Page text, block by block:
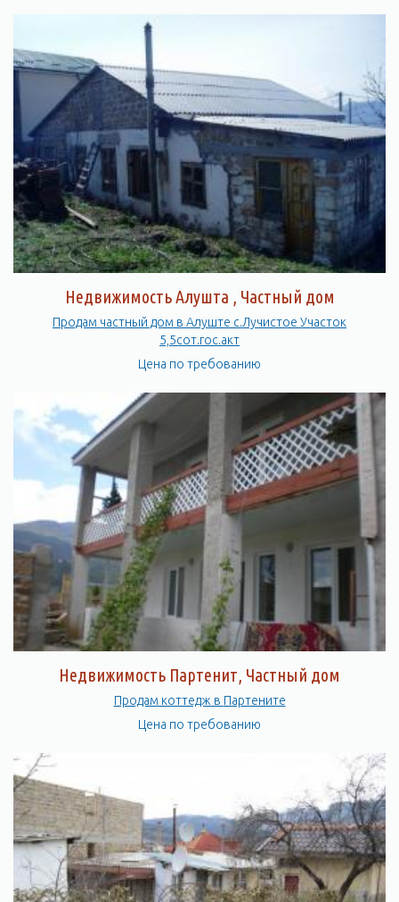
Недвижимость Алушта , Частный дом
Продам частный дом в Алуште с.Лучистое Участок
5,5сот.гос.акт
Цена по требованию
Недвижимость Партенит, Частный дом
Продам коттедж в Партените
Цена по требованию